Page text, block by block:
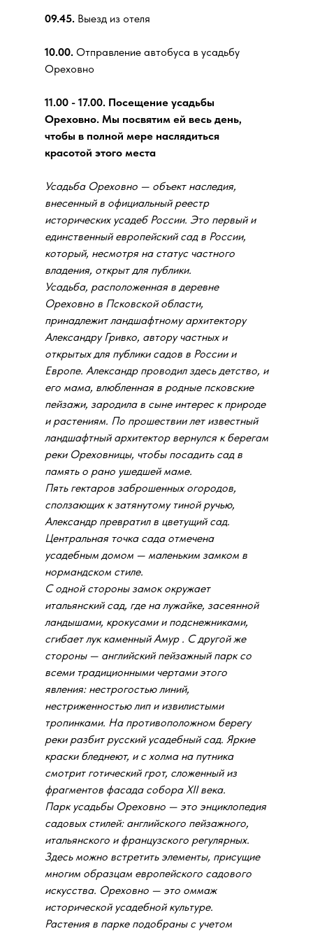
09.45. Выезд из отеля
10.00. Отправление автобуса в усадьбу
Ореховно
11.00 - 17.00. Посещение усадьбы
Ореховно. Мы посвятим ей весь день,
чтобы в полной мере наслядиться
красотой этого места
Усадьба Ореховно — объект наследия,
внесенный в официальный реестр
исторических усадеб России. Это первый и
единственный европейский сад в России,
который, несмотря на статус частного
владения, открыт для публики.
Усадьба, расположенная в деревне
Ореховно в Псковской области,
принадлежит ландшафтному архитектору
Александру Гривко, автору частных и
открытых для публики садов в России и
Европе. Александр проводил здесь детство, и
его мама, влюбленная в родные псковские
пейзажи, зародила в сыне интерес к природе
и растениям. По прошествии лет известный
ландшафтный архитектор вернулся к берегам
реки Ореховницы, чтобы посадить сад в
память о рано ушедшей маме.
Пять гектаров заброшенных огородов,
сползающих к затянутому тиной ручью,
Александр превратил в цветущий сад.
Центральная точка сада отмечена
усадебным домом — маленьким замком в
нормандском стиле.
С одной стороны замок окружает
итальянский сад, где на лужайке, засеянной
ландышами, крокусами и подснежниками,
сгибает лук каменный Амур . С другой же
стороны — английский пейзажный парк со
всеми традиционными чертами этого
явления: нестрогостью линий,
нестриженностью лип и извилистыми
тропинками. На противоположном берегу
реки разбит русский усадебный сад. Яркие
краски бледнеют, и с холма на путника
смотрит готический грот, сложенный из
фрагментов фасада собора XII века.
Парк усадьбы Ореховно — это энциклопедия
садовых стилей: английского пейзажного,
итальянского и французского регулярных.
Здесь можно встретить элементы, присущие
многим образцам европейского садового
искусства. Ореховно — это оммаж
исторической усадебной культуре.
Растения в парке подобраны с учетом